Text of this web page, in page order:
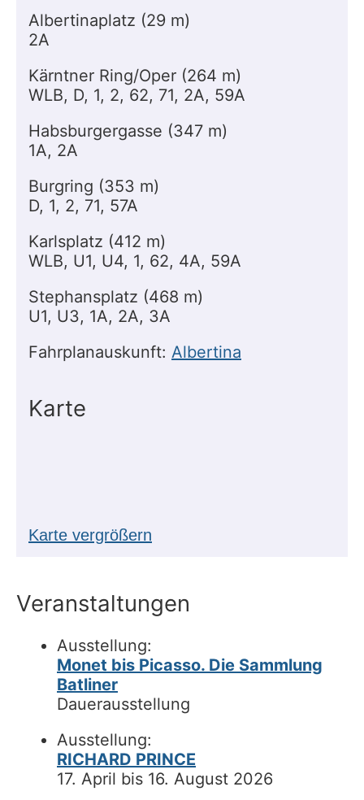
Albertinaplatz (29 m)
2A
Kärntner Ring/Oper (264 m)
WLB, D, 1, 2, 62, 71, 2A, 59A
Habsburgergasse (347 m)
1A, 2A
Burgring (353 m)
D, 1, 2, 71, 57A
Karlsplatz (412 m)
WLB, U1, U4, 1, 62, 4A, 59A
Stephansplatz (468 m)
U1, U3, 1A, 2A, 3A
Fahrplanauskunft: Albertina
Karte
Karte vergrößern
Veranstaltungen
Ausstellung:
Monet bis Picasso. Die Sammlung
Batliner
Dauerausstellung
Ausstellung:
RICHARD PRINCE
17. April bis 16. August 2026